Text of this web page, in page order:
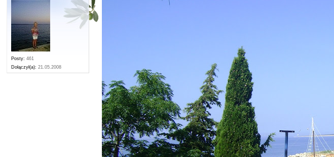
Posty: 461
Dołączył(a): 21.05.2008